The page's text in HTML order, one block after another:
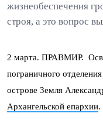
жизнеобеспечения
строя, а это вопрос
2 марта. ПРАВМИР.
пограничного
острове Земля
Архангельской епархии.